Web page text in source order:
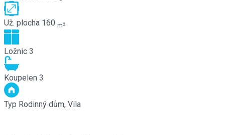
Už. plocha 160 m²
Ložnic 3
Koupelen 3
Typ Rodinný dům, Vila